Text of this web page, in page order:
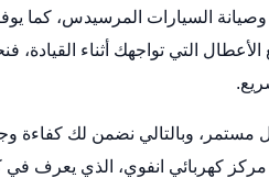
السيارات المرسيدس، كما يوفر
التي تواجهك أثناء
مستمر، وبالتالي نضمن لك كفاءة
كهربائي انفوي، الذي يعرف